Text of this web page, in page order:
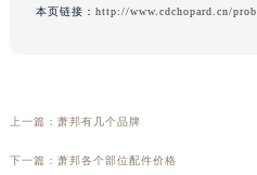
本页链接： http://www.cdchopard.cn/
上一篇： 萧邦有几个品牌
下一篇： 萧邦各个部位配件价格